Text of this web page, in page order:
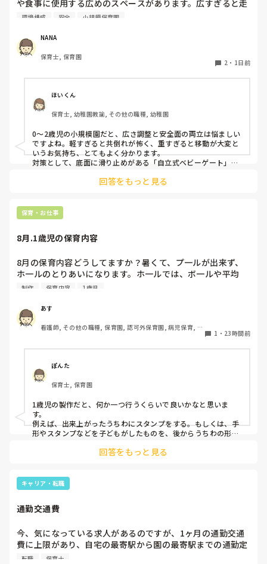
や食事に使用する広めのスペースがあります。広すぎると走
り回ったりして落ち着かないので、活動によってパーテーシ
うな素材で軽いので、ちょっと体が当たると倒れたり、つか
まり立ちが不安定な子にとっては共倒れになったりで危険で
す。かと言って固定してしまうと活動によって柔軟に移動す
しっかりした重いものを置いていましたが、移動が大変で使
い勝手が悪く、子どもがぶつかって倒れた時に怖い思いをし
ました。
皆さんの園ではどんなもので工夫されていますか？
環境構成 安全 小規模保育園
NANA
保育士, 保育園
2 ・ 1日前
ほいくん
保育士, 幼稚園教諭, その他の職種, 幼稚園
0〜2歳児の小規模園だと、広さ調整と安全面の両立は悩ましい
ですよね。軽すぎると共倒れが怖く、重すぎると移動が大変と
いうお気持ち、とてもよく分かります。
対策として、底面に滑り止めがある「自立式ベビーゲート」な
た、ストッパー付きキャスターをつけたロー棚を仕切りにすれ
り、脚元に水入りペットボトルなどの重りを付けて補強してみ
てくださいね。安全で使いやすい方法が見つかるよう応援して
回答をもっと見る
保育・お仕事
8月.1歳児の保育内容
8月の保育内容どうしてますか？暑くて、プ一ルが出来ず、
ホ一ルのとりあいになります。ホ一ルでは、ボ一ルや平均
台、風船で遊んでいます。製作で、うちわや望遠鏡や風鈴🎐
クラスです、玩具で遊ばせながら、何人かずつよんで、やっ
ています。何か、いいアイデアや、工夫など、何でもいいの
で、教えて下さい。
制作 保育内容 1歳児
あす
看護師, その他の職種, 保育園, 認可外保育園, 病児保育, 病
1 ・ 23時間前
ぽんた
保育士, 保育園
1歳児の製作だと、何か一つ行うくらいで良いかなと思いま
す。
例えば、出来上がったうちわにスタンプをする。もしくは、手
形やスタンプなどを子どもがしたものを、後からうちわの形に
雨遊び、氷遊び、など間食遊びをたくさん行っています。
す！いつもと違うおもちゃ、室内に興味津々です！
回答をもっと見る
キャリア・転職
通勤交通費
今、気になっている求人があるのですが、1ヶ月の通勤交通
費に上限があり、自宅の最寄駅から園の最寄駅までの通勤定
期代が5,000円ほどオーバーします
転職 保育士